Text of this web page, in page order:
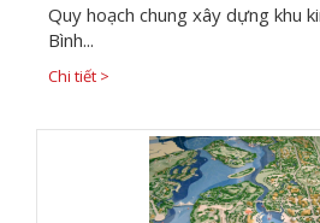
Quy hoạch chung xây dựng khu
Bình...
Chi tiết >